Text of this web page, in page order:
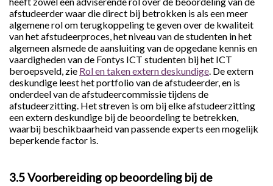
afstudeerder waar die direct bij betrokken is als een meer
algemene rol om terugkoppeling te geven over de kwaliteit
van het afstudeerproces, het niveau van de studenten in het
algemeen alsmede de aansluiting van de opgedane kennis en
vaardigheden van de Fontys ICT studenten bij het ICT
beroepsveld, zie Rol en taken extern deskundige. De extern
deskundige leest het portfolio van de afstudeerder, en is
onderdeel van de afstudeercommissie tijdens de
afstudeerzitting. Het streven is om bij elke afstudeerzitting
een extern deskundige bij de beoordeling te betrekken,
waarbij beschikbaarheid van passende experts een mogelijk
beperkende factor is.
3.5 Voorbereiding op beoordeling bij de